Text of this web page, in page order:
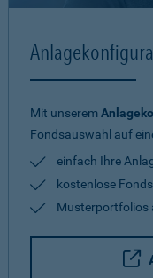
Mit unserem
Fondsauswahl auf
einfach Ihre
kostenlose
Musterportfolios